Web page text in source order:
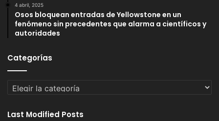
4 abril, 2025
Osos bloquean entradas de Yellowstone en un
fenómeno sin precedentes que alarma a científicos y
autoridades
Categorías
Categorías
Last Modified Posts